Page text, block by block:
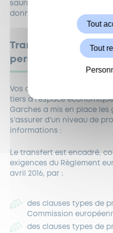
saurait être tenu
données personnelles par
Transfert de
personnel
Vos données pourront être
tiers à l’espace
Garches a mis en place
s’assurer d’un niveau de
informations :
Le transfert est encadré,
exigences du Règlement
avril 2016, par :
des clauses types de
Commission
des clauses types de
Tout
Tout